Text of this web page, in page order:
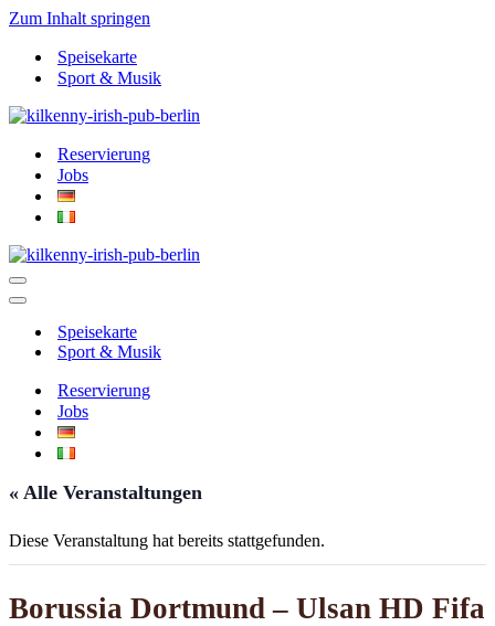
Zum Inhalt springen
Speisekarte
Sport & Musik
Reservierung
Jobs
Navigationsmenü
Navigationsmenü
Speisekarte
Sport & Musik
Reservierung
Jobs
« Alle Veranstaltungen
Diese Veranstaltung hat bereits stattgefunden.
Borussia Dortmund – Ulsan HD Fifa